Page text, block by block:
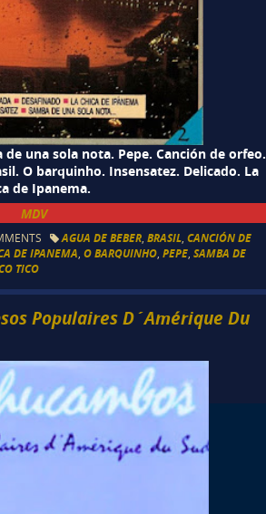
una sola nota. Pepe. Canción de orfeo.
O barquinho. Insensatez. Delicado. La
de Ipanema.
MDV
AGUA DE BEBER ,BRASIL ,CANCIÓN DE
DE IPANEMA ,O BARQUINHO ,PEPE ,SAMBA DE
TICO
Populaires D´Amérique Du